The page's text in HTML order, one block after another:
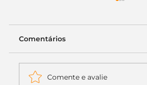
Comentários
Comente e avalie